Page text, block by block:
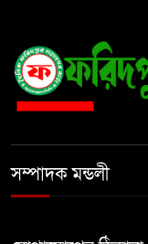
সম্পাদক মন্ডলী